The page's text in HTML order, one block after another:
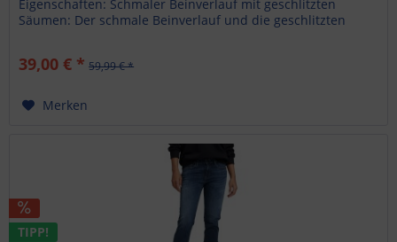
Eigenschaften: Schmaler Beinverlauf mit geschlitzten
Säumen: Der schmale Beinverlauf und die geschlitzten
39,00 € * 59,99 € *
Merken
TIPP!